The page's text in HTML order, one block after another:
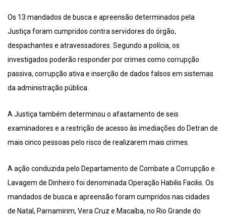
Os 13 mandados de busca e apreensão determinados pela
Justiça foram cumpridos contra servidores do órgão,
despachantes e atravessadores. Segundo a polícia, os
investigados poderão responder por crimes como corrupção
passiva, corrupção ativa e inserção de dados falsos em sistemas
da administração pública.
A Justiça também determinou o afastamento de seis
examinadores e a restrição de acesso às imediações do Detran de
mais cinco pessoas pelo risco de realizarem mais crimes.
A ação conduzida pelo Departamento de Combate a Corrupção e
Lavagem de Dinheiro foi denominada Operação Habilis Facilis. Os
mandados de busca e apreensão foram cumpridos nas cidades
de Natal, Parnamirim, Vera Cruz e Macaíba, no Rio Grande do